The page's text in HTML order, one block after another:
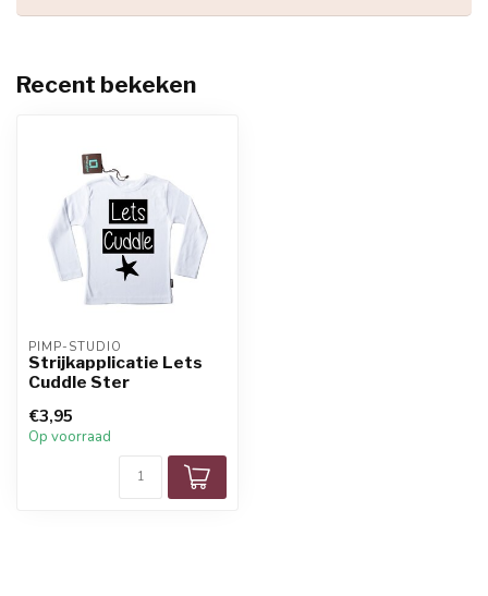
Recent bekeken
PIMP-STUDIO
Strijkapplicatie Lets
Cuddle Ster
€3,95
Op voorraad